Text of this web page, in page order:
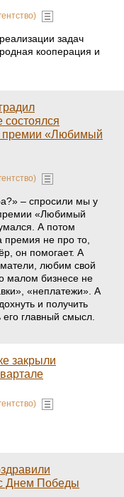
задач
кооперация и
состоялся
премии «Любимый
– спросили мы у
премии «Любимый
А потом
премия не про то,
он помогает. А
любим свой
малом бизнесе не
«неплатежи». А
и получить
главный смысл.
закрыли
с Днем Победы